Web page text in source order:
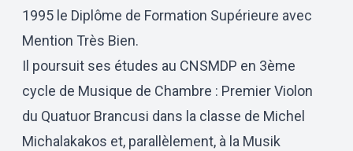
1995 le Diplôme de Formation Supérieure avec
Mention Très Bien.
Il poursuit ses études au CNSMDP en 3ème
cycle de Musique de Chambre : Premier Violon
du Quatuor Brancusi dans la classe de Michel
Michalakakos et, parallèlement, à la Musik